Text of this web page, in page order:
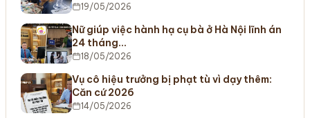
19/05/2026
Nữ giúp việc hành hạ cụ bà ở Hà Nội lĩnh án
24 tháng…
18/05/2026
Vụ cô hiệu trưởng bị phạt tù vì dạy thêm:
Căn cứ 2026
14/05/2026